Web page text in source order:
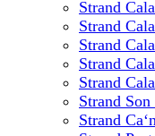
Strand
Strand
Strand
Strand
Strand
Strand
Strand